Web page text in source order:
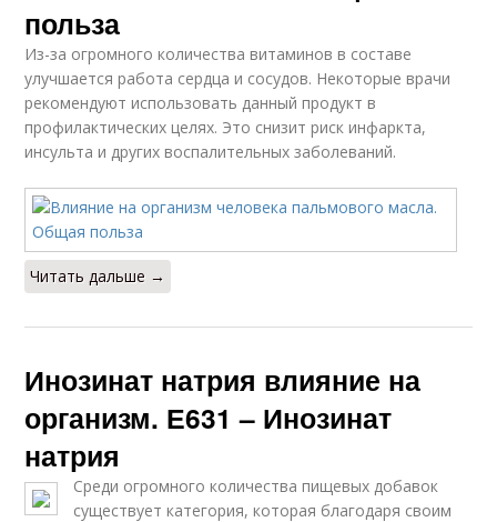
польза
Из-за огромного количества витаминов в составе
улучшается работа сердца и сосудов. Некоторые врачи
рекомендуют использовать данный продукт в
профилактических целях. Это снизит риск инфаркта,
инсульта и других воспалительных заболеваний.
Читать дальше →
Инозинат натрия влияние на
организм. Е631 – Инозинат
натрия
Среди огромного количества пищевых добавок
существует категория, которая благодаря своим